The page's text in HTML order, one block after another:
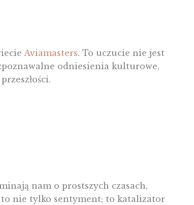
Aviamasters. To uczucie nie jest
odniesienia kulturowe,
nam o prostszych czasach,
to nie tylko sentyment; to katalizator